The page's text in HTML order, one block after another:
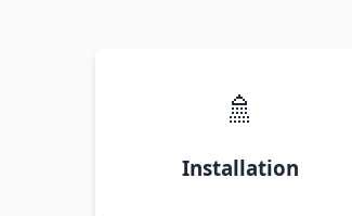
🚿
Installation